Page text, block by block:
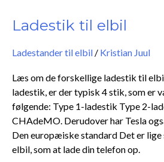
Ladestik til elbil
Ladestander til elbil / Kristian Juul
Læs om de forskellige ladestik til
ladestik, er der typisk 4 stik, som er
følgende: Type 1-ladestik Type 2-
CHAdeMO. Derudover har Tesla
Den europæiske standard Det er lige
elbil, som at lade din telefon op.
elbil